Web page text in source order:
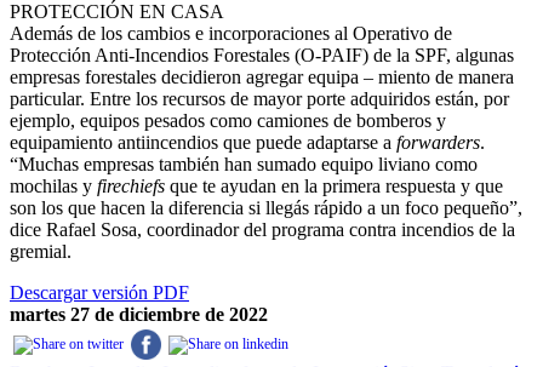
PROTECCIÓN EN CASA
Además de los cambios e incorporaciones al Operativo de
Protección Anti-Incendios Forestales (O-PAIF) de la SPF, algunas
empresas forestales decidieron agregar equipa – miento de manera
particular. Entre los recursos de mayor porte adquiridos están, por
ejemplo, equipos pesados como camiones de bomberos y
equipamiento antiincendios que puede adaptarse a forwarders.
“Muchas empresas también han sumado equipo liviano como
mochilas y firechiefs que te ayudan en la primera respuesta y que
son los que hacen la diferencia si llegás rápido a un foco pequeño”,
dice Rafael Sosa, coordinador del programa contra incendios de la
gremial.
Descargar versión PDF
martes 27 de diciembre de 2022